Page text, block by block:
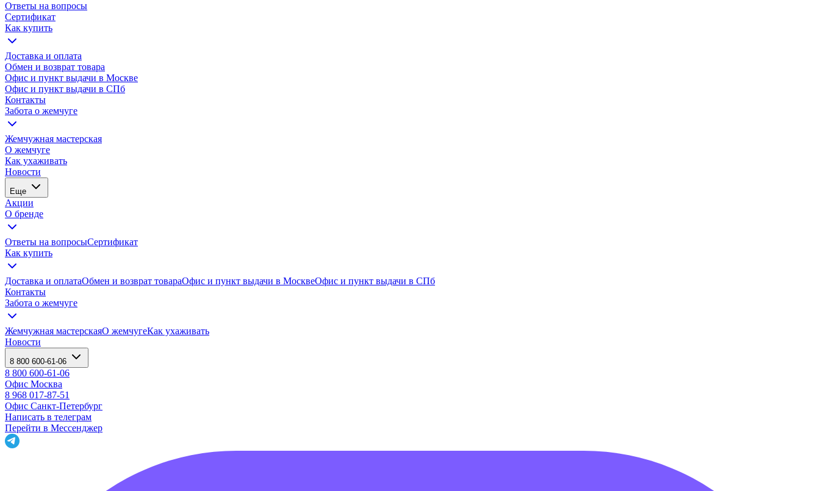
Ответы на вопросы
Сертификат
Как купить
Доставка и оплата
Обмен и возврат товара
Офис и пункт выдачи в Москве
Офис и пункт выдачи в СПб
Контакты
Забота о жемчуге
Жемчужная мастерская
О жемчуге
Как ухаживать
Новости
Еще
Акции
О бренде
Ответы на вопросыСертификат
Как купить
Доставка и оплатаОбмен и возврат товараОфис и пункт выдачи в МосквеОфис и пункт выдачи в СПб
Контакты
Забота о жемчуге
Жемчужная мастерскаяО жемчугеКак ухаживать
Новости
8 800 600-61-06
8 800 600-61-06
Офис Москва
8 968 017-87-51
Офис Санкт-Петербург
Написать в телеграм
Перейти в Мессенджер